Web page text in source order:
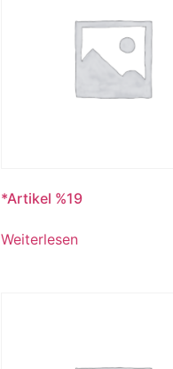
*Artikel %19
Weiterlesen